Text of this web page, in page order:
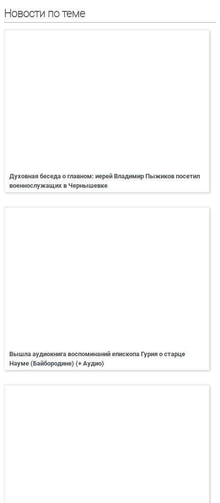
Новости по теме
Духовная беседа о главном: иерей Владимир Пыжиков посетил
военнослужащих в Чернышевке
Вышла аудиокнига воспоминаний епископа Гурия о старце
Науме (Байбородине) (+ Аудио)